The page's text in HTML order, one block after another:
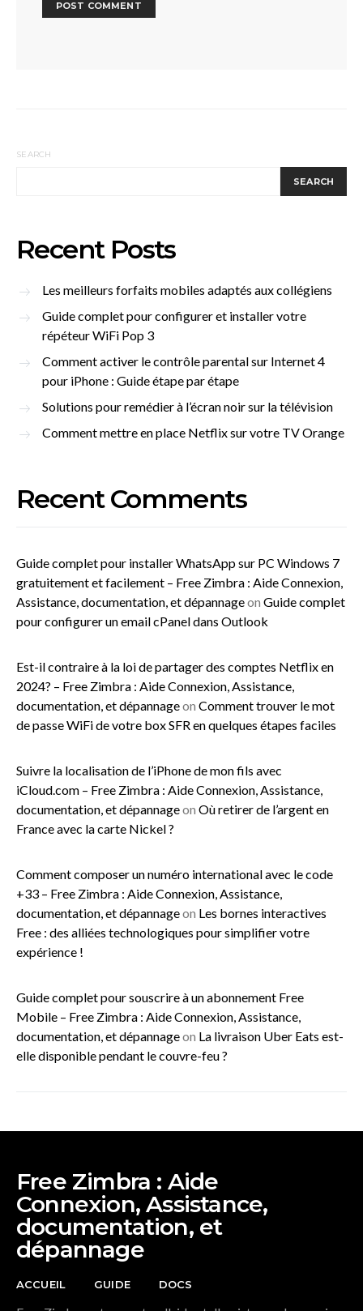
SEARCH
SEARCH
Recent Posts
Les meilleurs forfaits mobiles adaptés aux collégiens
Guide complet pour configurer et installer votre
répéteur WiFi Pop 3
Comment activer le contrôle parental sur Internet 4
pour iPhone : Guide étape par étape
Solutions pour remédier à l’écran noir sur la télévision
Comment mettre en place Netflix sur votre TV Orange
Recent Comments
Guide complet pour installer WhatsApp sur PC Windows 7
gratuitement et facilement – Free Zimbra : Aide Connexion,
Assistance, documentation, et dépannageon Guide complet
pour configurer un email cPanel dans Outlook
Est-il contraire à la loi de partager des comptes Netflix en
2024? – Free Zimbra : Aide Connexion, Assistance,
documentation, et dépannageon Comment trouver le mot
de passe WiFi de votre box SFR en quelques étapes faciles
Suivre la localisation de l’iPhone de mon fils avec
iCloud.com – Free Zimbra : Aide Connexion, Assistance,
documentation, et dépannageon Où retirer de l’argent en
France avec la carte Nickel ?
Comment composer un numéro international avec le code
+33 – Free Zimbra : Aide Connexion, Assistance,
documentation, et dépannageon Les bornes interactives
Free : des alliées technologiques pour simplifier votre
expérience !
Guide complet pour souscrire à un abonnement Free
Mobile – Free Zimbra : Aide Connexion, Assistance,
documentation, et dépannageon La livraison Uber Eats est-
elle disponible pendant le couvre-feu ?
Free Zimbra : Aide
Connexion, Assistance,
documentation, et
dépannage
ACCUEIL GUIDE DOCS